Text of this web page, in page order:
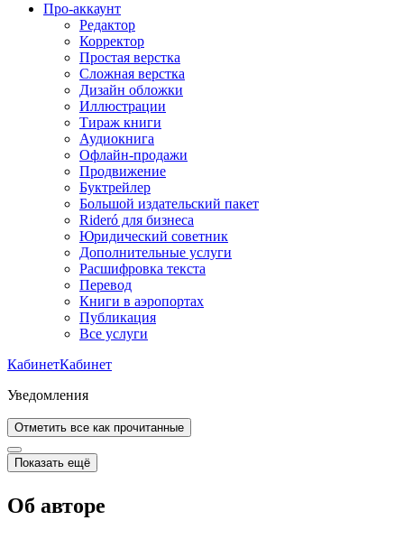
Про-аккаунт
Редактор
Корректор
Простая верстка
Сложная верстка
Дизайн обложки
Иллюстрации
Тираж книги
Аудиокнига
Офлайн-продажи
Продвижение
Буктрейлер
Большой издательский пакет
Rideró для бизнеса
Юридический советник
Дополнительные услуги
Расшифровка текста
Перевод
Книги в аэропортах
Публикация
Все услуги
КабинетКабинет
Уведомления
Отметить все как прочитанные
Показать ещё
Об авторе